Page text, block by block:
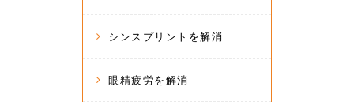
シンスプリントを解消
眼精疲労を解消